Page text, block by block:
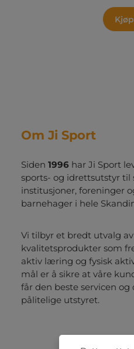
buer, 30 piler med sugekopp og
Om Ji Sport
Siden 1996 har Ji Sport
sports- og idrettsutstyr til
institusjoner, foreninger
barnehager i hele
Vi tilbyr et bredt utvalg av
kvalitetsprodukter som
aktiv læring og fysisk
mål er å sikre at våre
får den beste servicen og
pålitelige utstyret.